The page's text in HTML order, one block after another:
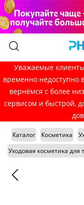
Уважаемые
временно недоступно
вернёмся с более
сервисом и быстрой,
Каталог Косметика
Уходовая косметика для